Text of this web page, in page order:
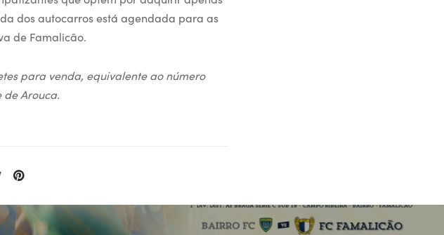
dos autocarros está agendada para as
de Famalicão.
para venda, equivalente ao número
Arouca.